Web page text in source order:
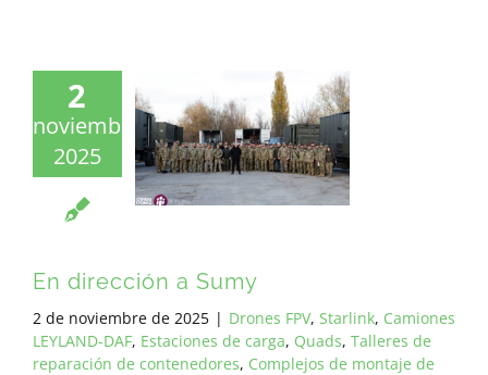
2
noviembre
2025
En dirección a Sumy
2 de noviembre de 2025 | Drones FPV, Starlink, Camiones
LEYLAND-DAF, Estaciones de carga, Quads, Talleres de
reparación de contenedores, Complejos de montaje de